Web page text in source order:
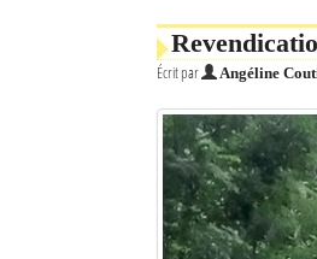
Écrit par Angéline